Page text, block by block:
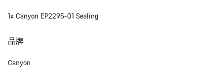
1x Canyon EP2295-01 Sealing
品牌
Canyon